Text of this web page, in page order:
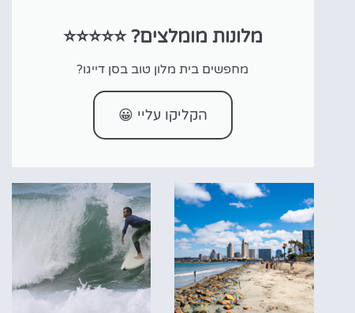
מלונות מומלצים? ⭐⭐⭐⭐⭐
מחפשים בית מלון טוב בסן דייגו?
הקליקו עליי 😀